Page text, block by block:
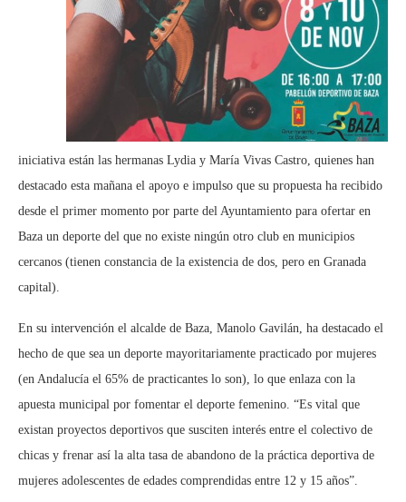
iniciativa están las hermanas Lydia y María Vivas Castro, quienes han
destacado esta mañana el apoyo e impulso que su propuesta ha recibido
desde el primer momento por parte del Ayuntamiento para ofertar en
Baza un deporte del que no existe ningún otro club en municipios
cercanos (tienen constancia de la existencia de dos, pero en Granada
capital).
En su intervención el alcalde de Baza, Manolo Gavilán, ha destacado el
hecho de que sea un deporte mayoritariamente practicado por mujeres
(en Andalucía el 65% de practicantes lo son), lo que enlaza con la
apuesta municipal por fomentar el deporte femenino. “Es vital que
existan proyectos deportivos que susciten interés entre el colectivo de
chicas y frenar así la alta tasa de abandono de la práctica deportiva de
mujeres adolescentes de edades comprendidas entre 12 y 15 años”.